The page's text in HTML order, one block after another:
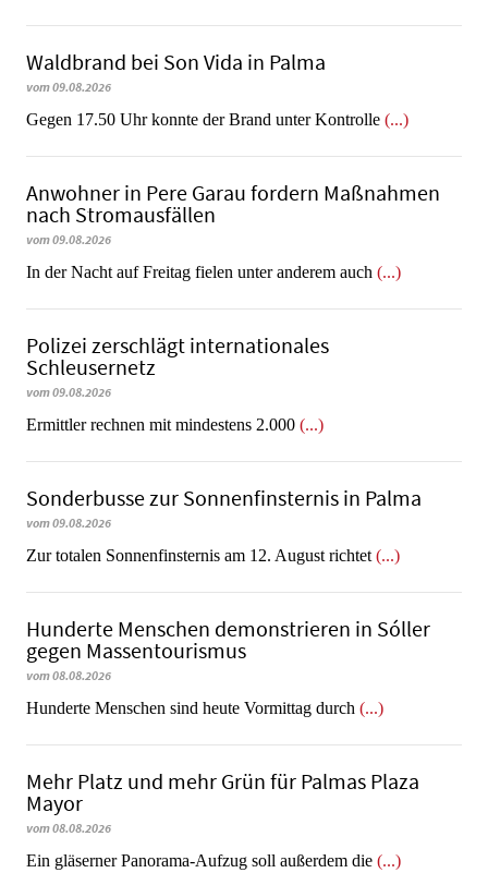
Waldbrand bei Son Vida in Palma
vom 09.08.2026
Gegen 17.50 Uhr konnte der Brand unter Kontrolle (...)
Anwohner in Pere Garau fordern Maßnahmen
nach Stromausfällen
vom 09.08.2026
In der Nacht auf Freitag fielen unter anderem auch (...)
Polizei zerschlägt internationales
Schleusernetz
vom 09.08.2026
Ermittler rechnen mit mindestens 2.000 (...)
Sonderbusse zur Sonnenfinsternis in Palma
vom 09.08.2026
Zur totalen Sonnenfinsternis am 12. August richtet (...)
Hunderte Menschen demonstrieren in Sóller
gegen Massentourismus
vom 08.08.2026
Hunderte Menschen sind heute Vormittag durch (...)
Mehr Platz und mehr Grün für Palmas Plaza
Mayor
vom 08.08.2026
Ein gläserner Panorama-Aufzug soll außerdem die (...)